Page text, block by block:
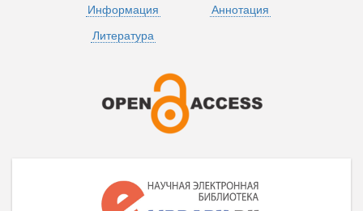
Информация
Аннотация
Литература